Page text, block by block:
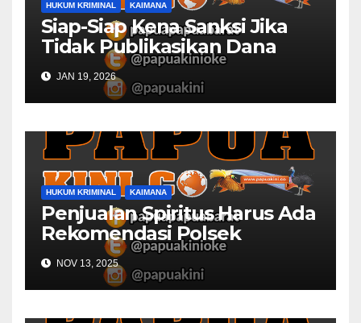
HUKUM KRIMINAL KAIMANA
Siap-Siap Kena Sanksi Jika
Tidak Publikasikan Dana
Desa
JAN 19, 2026
HUKUM KRIMINAL KAIMANA
Penjualan Spiritus Harus Ada
Rekomendasi Polsek
Kaimana
NOV 13, 2025